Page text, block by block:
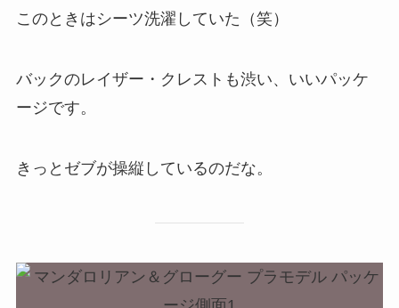
このときはシーツ洗濯していた（笑）
バックのレイザー・クレストも渋い、いいパッケ
ージです。
きっとゼブが操縦しているのだな。